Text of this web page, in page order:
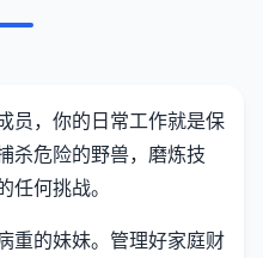
员，你的日常工作就是保
危险的野兽，磨炼技
任何挑战。
重的妹妹。管理好家庭财